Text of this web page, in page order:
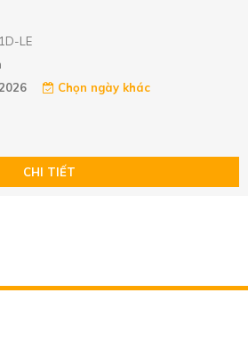
chọn thông tin cần tìm kiếm
chọn thông tin cần tìm kiếm
thông tin cần tìm kiếm
hoặc
chọn thông tin cần tìm kiếm
LE
Chọn ngày khác
CHI TIẾT